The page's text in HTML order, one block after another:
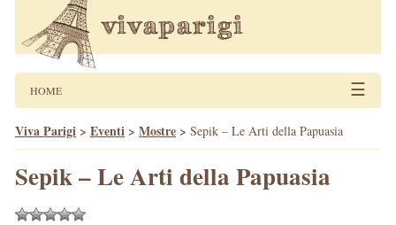
HOME ☰
Viva Parigi > Eventi > Mostre > Sepik – Le Arti della Papuasia
Sepik – Le Arti della Papuasia